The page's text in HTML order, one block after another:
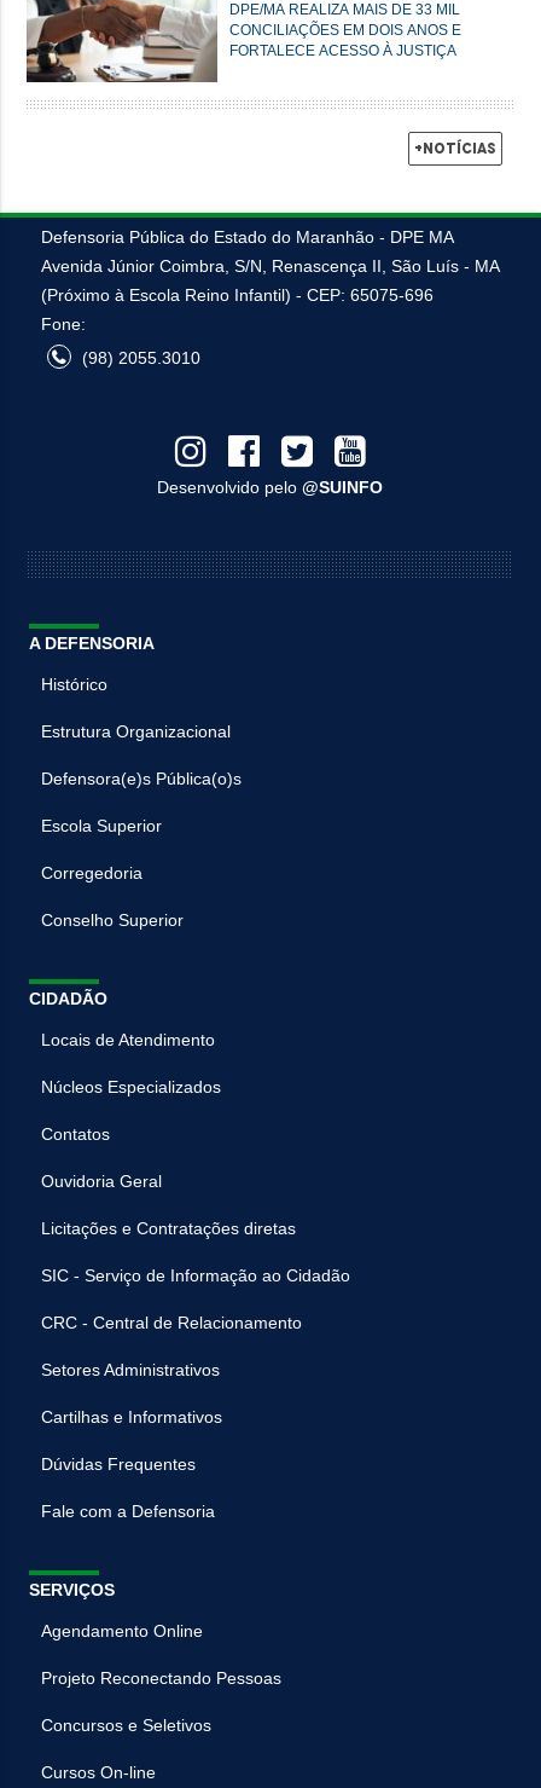
DPE/MA REALIZA MAIS DE 33 MIL
CONCILIAÇÕES EM DOIS ANOS E
FORTALECE ACESSO À JUSTIÇA
+Notícias
Defensoria Pública do Estado do Maranhão - DPE MA
Avenida Júnior Coimbra, S/N, Renascença II, São Luís - MA
(Próximo à Escola Reino Infantil) - CEP: 65075-696
Fone:
(98) 2055.3010
Desenvolvido pelo@SUINFO
A DEFENSORIA
Histórico
Estrutura Organizacional
Defensora(e)s Pública(o)s
Escola Superior
Corregedoria
Conselho Superior
CIDADÃO
Locais de Atendimento
Núcleos Especializados
Contatos
Ouvidoria Geral
Licitações e Contratações diretas
SIC - Serviço de Informação ao Cidadão
CRC - Central de Relacionamento
Setores Administrativos
Cartilhas e Informativos
Dúvidas Frequentes
Fale com a Defensoria
SERVIÇOS
Agendamento Online
Projeto Reconectando Pessoas
Concursos e Seletivos
Cursos On-line